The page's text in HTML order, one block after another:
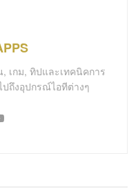
เกม, ทิปและเทคนิคการ
ถึงอุปกรณ์ไอทีต่างๆ